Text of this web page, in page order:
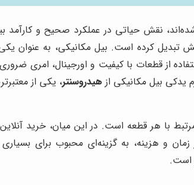
نقش حیاتی در عملکرد صحیح و کارآمد
کرده است. بیل مکانیکی، به عنوان یکی
از قطعات با کیفیت و اورجینال، امری
یدکی بیل مکانیکی از هیدروسنتر، یکی از
با هر قطعه است. در این میان، خرید
و هزینه، به گزینه‌ای محبوب برای بسیاری
است.